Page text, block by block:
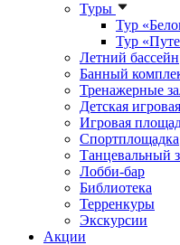
Туры
Тур
Тур
Летний бассейн
Банный
Тренажерные
Детская
Игровая
Спортплощадка
Танцевальный
Лобби-бар
Библиотека
Терренкуры
Экскурсии
Акции